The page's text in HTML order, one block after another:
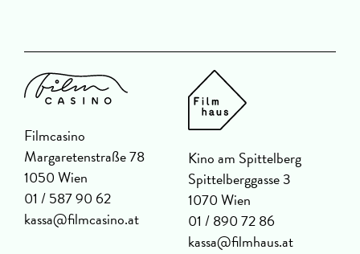
Filmcasino
Margaretenstraße 78
1050 Wien
01 / 587 90 62
kassa@filmcasino.at
Kino am Spittelberg
Spittelberggasse 3
1070 Wien
01 / 890 72 86
kassa@filmhaus.at